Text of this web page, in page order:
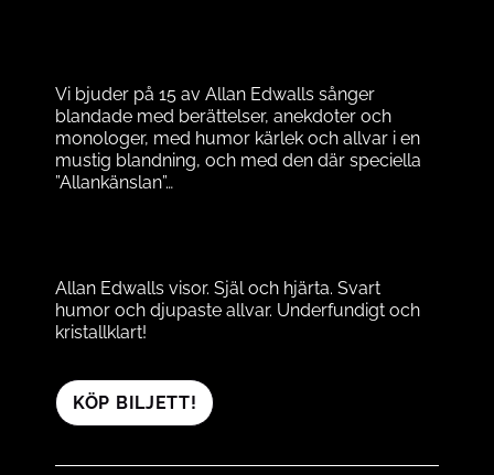
Vi bjuder på 15 av Allan Edwalls sånger
blandade med berättelser, anekdoter och
monologer, med humor kärlek och allvar i en
mustig blandning, och med den där speciella
”Allankänslan”…
Allan Edwalls visor. Själ och hjärta. Svart
humor och djupaste allvar. Underfundigt och
kristallklart!
KÖP BILJETT!